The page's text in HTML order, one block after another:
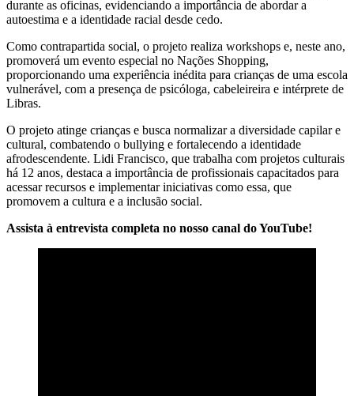
durante as oficinas, evidenciando a importância de abordar a
autoestima e a identidade racial desde cedo.
Como contrapartida social, o projeto realiza workshops e, neste ano,
promoverá um evento especial no Nações Shopping,
proporcionando uma experiência inédita para crianças de uma escola
vulnerável, com a presença de psicóloga, cabeleireira e intérprete de
Libras.
O projeto atinge crianças e busca normalizar a diversidade capilar e
cultural, combatendo o bullying e fortalecendo a identidade
afrodescendente. Lidi Francisco, que trabalha com projetos culturais
há 12 anos, destaca a importância de profissionais capacitados para
acessar recursos e implementar iniciativas como essa, que
promovem a cultura e a inclusão social.
Assista à entrevista completa no nosso canal do YouTube!